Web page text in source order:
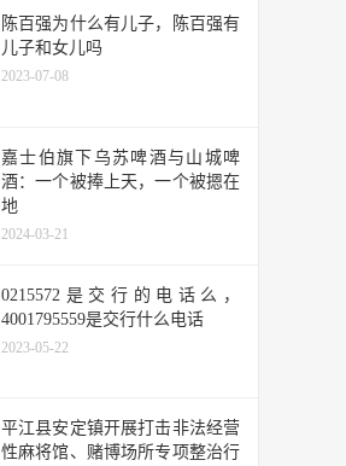
陈百强为什么有儿子，陈百强有
儿子和女儿吗
2023-07-08
嘉士伯旗下乌苏啤酒与山城啤
酒：一个被捧上天，一个被摁在
地
2024-03-21
0215572是交行的电话么，
4001795559是交行什么电话
2023-05-22
平江县安定镇开展打击非法经营
性麻将馆、赌博场所专项整治行